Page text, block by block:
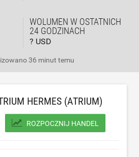
WOLUMEN W OSTATNICH
24 GODZINACH
? USD
36 minut temu
HERMES (ATRIUM)
ROZPOCZNIJ HANDEL